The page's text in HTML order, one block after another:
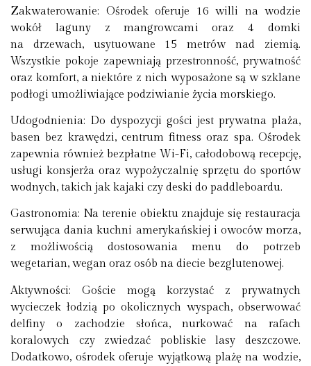
Zakwaterowanie: Ośrodek oferuje 16 willi na wodzie
wokół laguny z mangrowcami oraz 4 domki
na drzewach, usytuowane 15 metrów nad ziemią.
Wszystkie pokoje zapewniają przestronność, prywatność
oraz komfort, a niektóre z nich wyposażone są w szklane
podłogi umożliwiające podziwianie życia morskiego.
Udogodnienia: Do dyspozycji gości jest prywatna plaża,
basen bez krawędzi, centrum fitness oraz spa. Ośrodek
zapewnia również bezpłatne Wi-Fi, całodobową recepcję,
usługi konsjerża oraz wypożyczalnię sprzętu do sportów
wodnych, takich jak kajaki czy deski do paddleboardu.
Gastronomia: Na terenie obiektu znajduje się restauracja
serwująca dania kuchni amerykańskiej i owoców morza,
z możliwością dostosowania menu do potrzeb
wegetarian, wegan oraz osób na diecie bezglutenowej.
Aktywności: Goście mogą korzystać z prywatnych
wycieczek łodzią po okolicznych wyspach, obserwować
delfiny o zachodzie słońca, nurkować na rafach
koralowych czy zwiedzać pobliskie lasy deszczowe.
Dodatkowo, ośrodek oferuje wyjątkową plażę na wodzie,